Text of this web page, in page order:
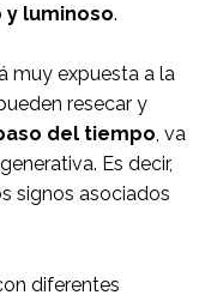
luminoso.
muy expuesta a la
resecar y
del tiempo, va
Es decir,
signos asociados
diferentes